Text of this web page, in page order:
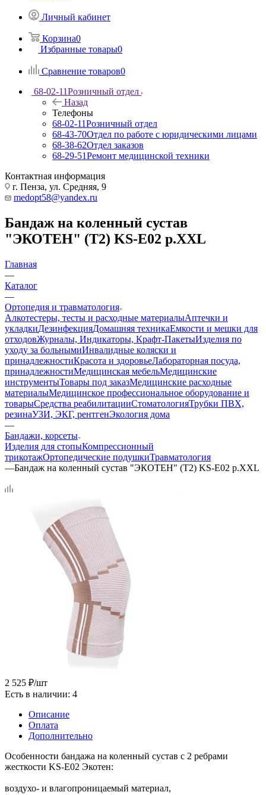
Личный кабинет
Корзина0
Избранные товары0
Сравнение товаров0
68-02-11Розничный отдел
Назад
Телефоны
68-02-11Розничный отдел
68-43-70Отдел по работе с юридическими лицами
68-38-62Отдел заказов
68-29-51Ремонт медицинской техники
Контактная информация
г. Пенза, ул. Средняя, 9
medopt58@yandex.ru
Бандаж на коленный сустав
"ЭКОТЕН" (Т2) KS-E02 р.XXL
Главная
—
Каталог
—
Ортопедия и травматология
Алкотестеры, тесты и расходные материалыАптечки и
укладкиДезинфекцияДомашняя техникаЕмкости и мешки для
отходовЖурналы, Индикаторы, Крафт-ПакетыИзделия по
уходу за больнымиИнвалидные коляски и
принадлежностиКрасота и здоровьеЛабораторная посуда,
принадлежностиМедицинская мебельМедицинские
инструментыТовары под заказМедицинские расходные
материалыМедицинское профессиональное оборудование и
товарыСредства реабилитацииСтоматологияТрубки ПВХ,
резинаУЗИ, ЭКГ, рентгенЭкология дома
—
Бандажи, корсеты
Изделия для стопыКомпрессионный
трикотажОртопедические подушкиТравматология
—Бандаж на коленный сустав "ЭКОТЕН" (Т2) KS-E02 р.XXL
2 525 ₽/шт
Есть в наличии: 4
Описание
Оплата
Дополнительно
Особенности бандажа на коленный сустав с 2 ребрами
жесткости KS-E02 Экотен:
воздухо- и влагопроницаемый материал,